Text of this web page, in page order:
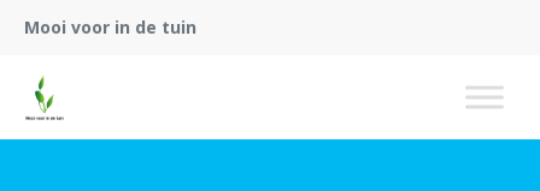
Mooi voor in de tuin